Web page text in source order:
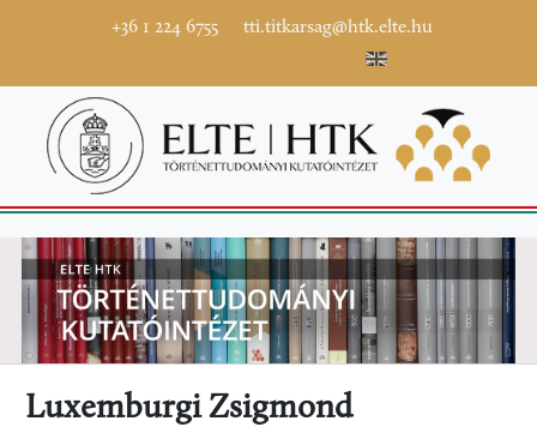
+36 1 224 6755 tti.titkarsag@htk.elte.hu
Luxemburgi Zsigmond